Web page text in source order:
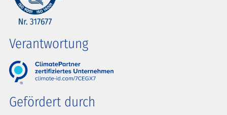
Verantwortung
Gefördert durch